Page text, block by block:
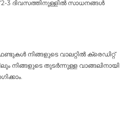
ദിവസത്തിനുള്ളിൽ സാധനങ്ങൾ
നിങ്ങളുടെ വാലറ്റിൽ ക്രെഡിറ്റ്
നിങ്ങളുടെ തുടർന്നുള്ള വാങ്ങലിനായി